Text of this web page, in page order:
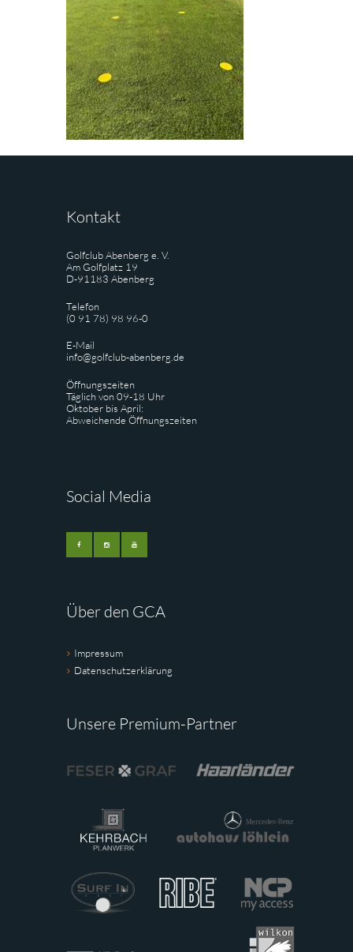
Kontakt
Golfclub Abenberg e. V.
Am Golfplatz 19
D-91183 Abenberg
Telefon
(0 91 78) 98 96-0
E-Mail
info@golfclub-abenberg.de
Öffnungszeiten
Täglich von 09-18 Uhr
Oktober bis April:
Abweichende Öffnungszeiten
Social Media
Über den GCA
Impressum
Datenschutzerklärung
Unsere Premium-Partner